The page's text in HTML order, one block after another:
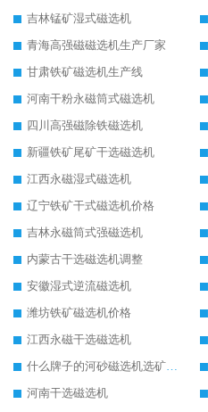
吉林锰矿湿式磁选机
青海高强磁磁选机生产厂家
甘肃铁矿磁选机生产线
河南干粉永磁筒式磁选机
四川高强磁除铁磁选机
新疆铁矿尾矿干选磁选机
江西永磁湿式磁选机
辽宁铁矿干式磁选机价格
吉林永磁筒式强磁选机
内蒙古干选磁选机调整
安徽湿式逆流磁选机
潍坊铁矿磁选机价格
江西永磁干选磁选机
什么牌子的河砂磁选机选矿效果好
河南干选磁选机